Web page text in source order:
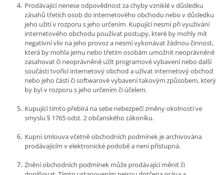
Prodávající nenese odpovědnost za chyby vzniklé v důsledku
zásahů třetích osob do internetového obchodu nebo v důsledku
jeho užití v rozporu s jeho určením. Kupující nesmí při využívání
internetového obchodu používat postupy, které by mohly mít
negativní vliv na jeho provoz a nesmí vykonávat žádnou činnost,
která by mohla jemu nebo třetím osobám umožnit neoprávněně
zasahovat či neoprávněně užít programové vybavení nebo další
součásti tvořící internetový obchod a užívat internetový obchod
nebo jeho části či softwarové vybavení takovým způsobem, který
by byl v rozporu s jeho určením či účelem.
Kupující tímto přebírá na sebe nebezpečí změny okolností ve
smyslu § 1765 odst. 2 občanského zákoníku.
Kupní smlouva včetně obchodních podmínek je archivována
prodávajícím v elektronické podobě a není přístupná.
Znění obchodních podmínek může prodávající měnit či